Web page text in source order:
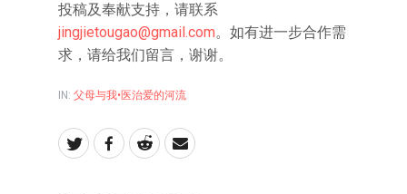
投稿及奉献支持，请联系
jingjietougao@gmail.com。如有进一步合作需
求，请给我们留言，谢谢。
IN: 父母与我•医治爱的河流